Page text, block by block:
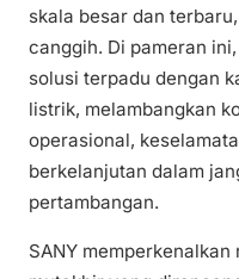
skala besar dan
canggih. Di pameran
solusi terpadu dengan
listrik, melambangkan
operasional,
berkelanjutan dalam
pertambangan.
SANY